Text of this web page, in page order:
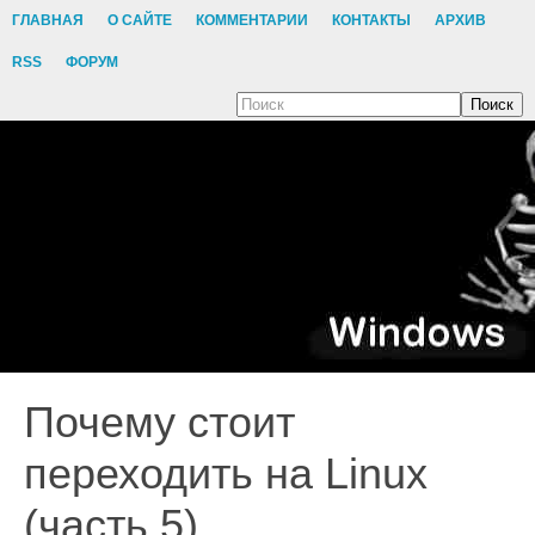
ГЛАВНАЯ О САЙТЕ КОММЕНТАРИИ КОНТАКТЫ АРХИВ
RSS ФОРУМ
Поиск
Почему стоит
переходить на Linux
(часть 5)